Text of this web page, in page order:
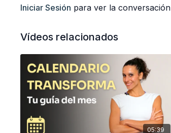
Iniciar Sesión para ver la conversación
Vídeos relacionados
05:39